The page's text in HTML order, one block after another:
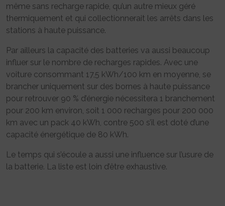
même sans recharge rapide, qu’un autre mieux géré
thermiquement et qui collectionnerait les arrêts dans les
stations à haute puissance.
Par ailleurs la capacité des batteries va aussi beaucoup
influer sur le nombre de recharges rapides. Avec une
voiture consommant 17,5 kWh/100 km en moyenne, se
brancher uniquement sur des bornes à haute puissance
pour retrouver 90 % d’énergie nécessitera 1 branchement
pour 200 km environ, soit 1 000 recharges pour 200 000
km avec un pack 40 kWh, contre 500 s’il est doté d’une
capacité énergétique de 80 kWh.
Le temps qui s’écoule a aussi une influence sur l’usure de
la batterie. La liste est loin d’être exhaustive.